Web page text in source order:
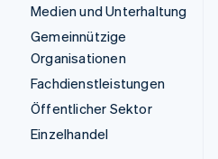
Medien und Unterhaltung
Gemeinnützige
Organisationen
Fachdienstleistungen
Öffentlicher Sektor
Einzelhandel